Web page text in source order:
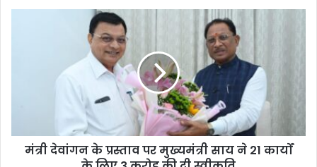
मंत्री देवांगन के प्रस्ताव पर मुख्यमंत्री साय ने 21 कार्यों